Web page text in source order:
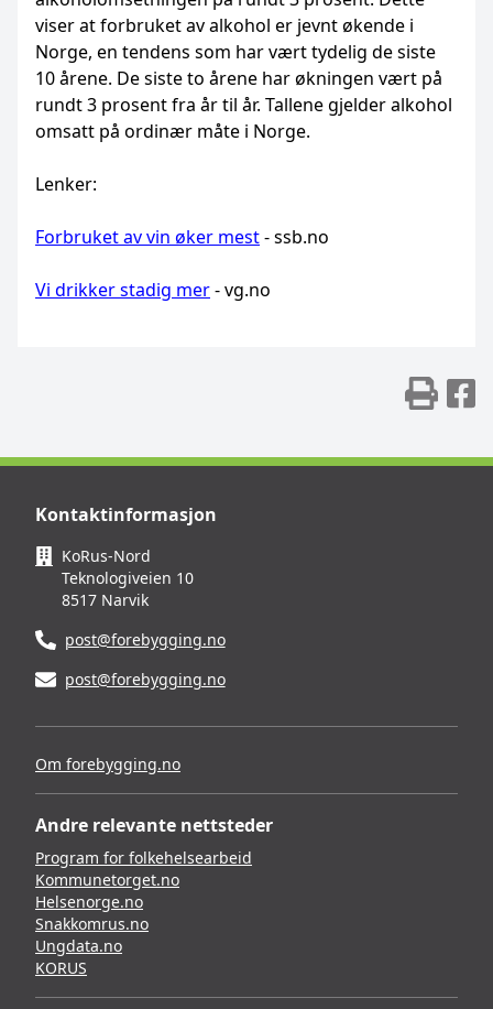
viser at forbruket av alkohol er jevnt økende i
Norge, en tendens som har vært tydelig de siste
10 årene. De siste to årene har økningen vært på
rundt 3 prosent fra år til år. Tallene gjelder alkohol
omsatt på ordinær måte i Norge.
Lenker:
Forbruket av vin øker mest- ssb.no
Vi drikker stadig mer- vg.no
Kontaktinformasjon
KoRus-Nord
Teknologiveien 10
8517 Narvik
post@forebygging.no
post@forebygging.no
Om forebygging.no
Andre relevante nettsteder
Program for folkehelsearbeid
Kommunetorget.no
Helsenorge.no
Snakkomrus.no
Ungdata.no
KORUS